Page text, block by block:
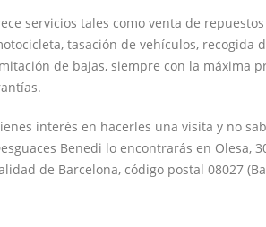
servicios tales como venta de
tasación de vehículos, recogida
de bajas, siempre con la máxima
interés en hacerles una visita y no
Benedi lo encontrarás en Olesa,
de Barcelona, código postal 08027